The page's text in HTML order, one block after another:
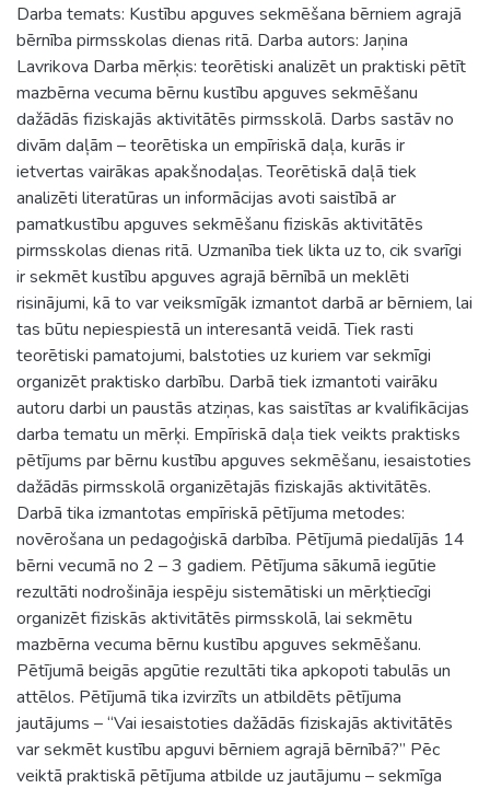
Darba temats: Kustību apguves sekmēšana bērniem agrajā
bērnība pirmsskolas dienas ritā. Darba autors: Jaņina
Lavrikova Darba mērķis: teorētiski analizēt un praktiski pētīt
mazbērna vecuma bērnu kustību apguves sekmēšanu
dažādās fiziskajās aktivitātēs pirmsskolā. Darbs sastāv no
divām daļām – teorētiska un empīriskā daļa, kurās ir
ietvertas vairākas apakšnodaļas. Teorētiskā daļā tiek
analizēti literatūras un informācijas avoti saistībā ar
pamatkustību apguves sekmēšanu fiziskās aktivitātēs
pirmsskolas dienas ritā. Uzmanība tiek likta uz to, cik svarīgi
ir sekmēt kustību apguves agrajā bērnībā un meklēti
risinājumi, kā to var veiksmīgāk izmantot darbā ar bērniem, lai
tas būtu nepiespiestā un interesantā veidā. Tiek rasti
teorētiski pamatojumi, balstoties uz kuriem var sekmīgi
organizēt praktisko darbību. Darbā tiek izmantoti vairāku
autoru darbi un paustās atziņas, kas saistītas ar kvalifikācijas
darba tematu un mērķi. Empīriskā daļa tiek veikts praktisks
pētījums par bērnu kustību apguves sekmēšanu, iesaistoties
dažādās pirmsskolā organizētajās fiziskajās aktivitātēs.
Darbā tika izmantotas empīriskā pētījuma metodes:
novērošana un pedagoģiskā darbība. Pētījumā piedalījās 14
bērni vecumā no 2 – 3 gadiem. Pētījuma sākumā iegūtie
rezultāti nodrošināja iespēju sistemātiski un mērķtiecīgi
organizēt fiziskās aktivitātēs pirmsskolā, lai sekmētu
mazbērna vecuma bērnu kustību apguves sekmēšanu.
Pētījumā beigās apgūtie rezultāti tika apkopoti tabulās un
attēlos. Pētījumā tika izvirzīts un atbildēts pētījuma
jautājums – “Vai iesaistoties dažādās fiziskajās aktivitātēs
var sekmēt kustību apguvi bērniem agrajā bērnībā?” Pēc
veiktā praktiskā pētījuma atbilde uz jautājumu – sekmīga